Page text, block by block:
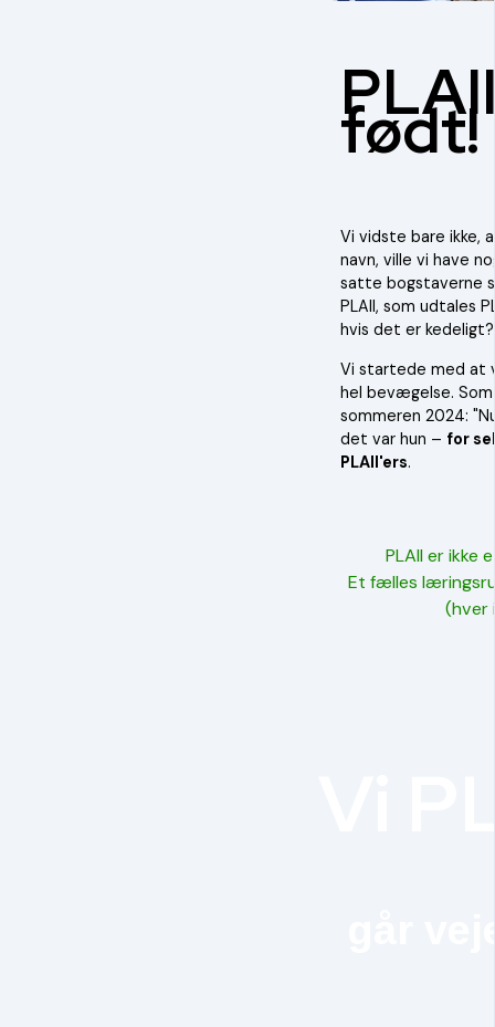
født!
Vi vidste bare ikke,
navn, ville vi have
satte bogstaverne
PLAII, som udtales
hvis det er kedeligt?
Vi startede med at
hel bevægelse.
sommeren 2024:
det var hun – for
PLAII'ers.
PLAII er ikke
Et fælles
(hver